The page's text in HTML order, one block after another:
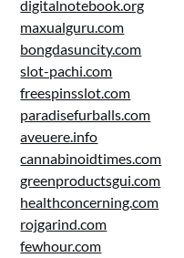
digitalnotebook.org
maxualguru.com
bongdasuncity.com
slot-pachi.com
freespinsslot.com
paradisefurballs.com
aveuere.info
cannabinoidtimes.com
greenproductsgui.com
healthconcerning.com
rojgarind.com
fewhour.com